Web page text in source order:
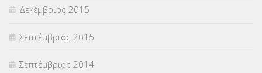
Δεκέμβριος 2015
Σεπτέμβριος 2015
Σεπτέμβριος 2014